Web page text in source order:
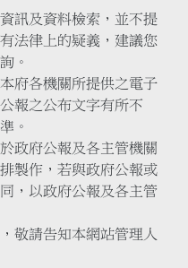
訊及資料檢索，並不提
法律上的疑義，建議您
。
府各機關所提供之電子
報之公布文字有所不
。
政府公報及各主管機關
製作，若與政府公報或
，以政府公報及各主管
敬請告知本網站管理人